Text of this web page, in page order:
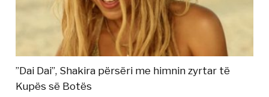
”Dai Dai”, Shakira përsëri me himnin zyrtar të
Kupës së Botës